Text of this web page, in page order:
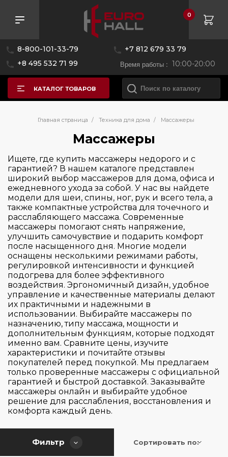
8-800-101-33-79
+7 812 679 33 79
+8 495 532 71 99
Время работы : 10:00-20:00
0
КАТАЛОГ ТОВАРОВ
Главная страница / Техника для дома / Массажеры
Массажеры
Ищете, где купить массажеры недорого и с
гарантией? В нашем каталоге представлен
широкий выбор массажеров для дома, офиса и
ежедневного ухода за собой. У нас вы найдете
модели для шеи, спины, ног, рук и всего тела, а
также компактные устройства для точечного и
расслабляющего массажа. Современные
массажеры помогают снять напряжение,
улучшить самочувствие и подарить комфорт
после насыщенного дня. Многие модели
оснащены несколькими режимами работы,
регулировкой интенсивности и функцией
подогрева для более эффективного
воздействия. Эргономичный дизайн, удобное
управление и качественные материалы делают
их практичными и надежными в
использовании. Выбирайте массажеры по
назначению, типу массажа, мощности и
дополнительным функциям, которые подходят
именно вам. Сравните цены, изучите
характеристики и почитайте отзывы
покупателей перед покупкой. Мы предлагаем
только проверенные массажеры с официальной
гарантией и быстрой доставкой. Заказывайте
массажеры онлайн и выбирайте удобное
решение для расслабления, восстановления и
комфорта каждый день.
Фильтр
Розничная цена
—
Бренд
Страна производитель
Китай
Цвет
Управление
Кнопочное
Поворотный регулятор
Сенсорное
Электронное
Wi-Fi подключение
Приложение BORK
Материал исполнения
Пластик
Пластик / Алюминий / Силикон
Пластик / Металл / Силикон
Пластик / Полиэстер
Пластик / Эко-кожа
Пластик/алюминий
Пластик/металл/силикон
Силикон / Пластик
Емкость аккумулятора
1400
1500
2000
2100
2200
2300
2550
Высота (см)
8
8.2
9
9.8
17
18.1
19.6
Ширина (см)
5
8
9
11.5
Глубина (см)
4
Применить
Сортировать по: